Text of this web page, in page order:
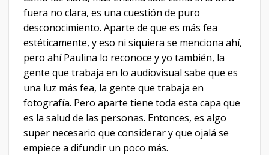
fuera no clara, es una cuestión de puro
desconocimiento. Aparte de que es más fea
estéticamente, y eso ni siquiera se menciona ahí,
pero ahí Paulina lo reconoce y yo también, la
gente que trabaja en lo audiovisual sabe que es
una luz más fea, la gente que trabaja en
fotografía. Pero aparte tiene toda esta capa que
es la salud de las personas. Entonces, es algo
super necesario que considerar y que ojalá se
empiece a difundir un poco más.